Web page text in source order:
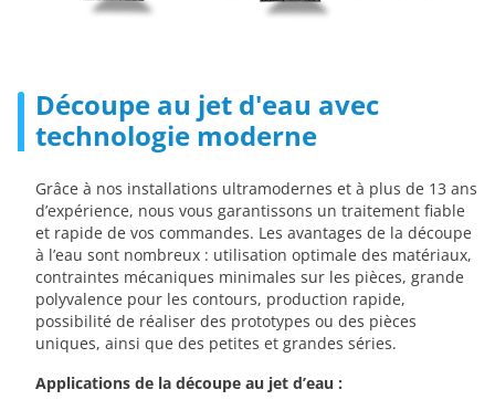
Découpe au jet d'eau avec
technologie moderne
Grâce à nos installations ultramodernes et à plus de 13 ans
d’expérience, nous vous garantissons un traitement fiable
et rapide de vos commandes. Les avantages de la découpe
à l’eau sont nombreux : utilisation optimale des matériaux,
contraintes mécaniques minimales sur les pièces, grande
polyvalence pour les contours, production rapide,
possibilité de réaliser des prototypes ou des pièces
uniques, ainsi que des petites et grandes séries.
Applications de la découpe au jet d’eau :